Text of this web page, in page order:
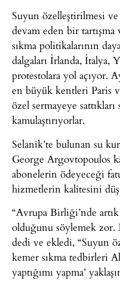
Suyun özelleştirilmesi
devam eden bir
sıkma politikalarının
dalgaları İrlanda, İtalya,
protestolara yol açıyor.
en büyük kentleri Paris
özel sermayeye
kamulaştırıyorlar.
Selanik’te bulunan su
George Argovtopoulos
abonelerin ödeyeceği
hizmetlerin kalitesini
“Avrupa Birliği’nde
olduğunu söylemek zor.
dedi ve ekledi, “Suyun
kemer sıkma tedbirleri
yaptığımı yapma’